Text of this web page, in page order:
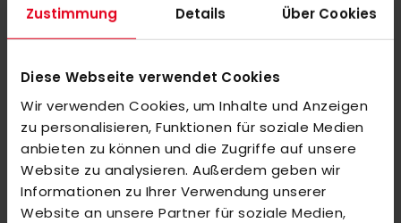
Zustimmung Details Über Cookies
Diese Webseite verwendet Cookies
Wir verwenden Cookies, um Inhalte und Anzeigen
zu personalisieren, Funktionen für soziale Medien
anbieten zu können und die Zugriffe auf unsere
Website zu analysieren. Außerdem geben wir
Informationen zu Ihrer Verwendung unserer
Website an unsere Partner für soziale Medien,
DETAILS
MORE INFORMATION
REVIEWS
SIMILAR PRODUCTS